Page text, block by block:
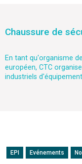
Chaussure de
En tant qu'organisme
européen, CTC
industriels
EPI Evénements